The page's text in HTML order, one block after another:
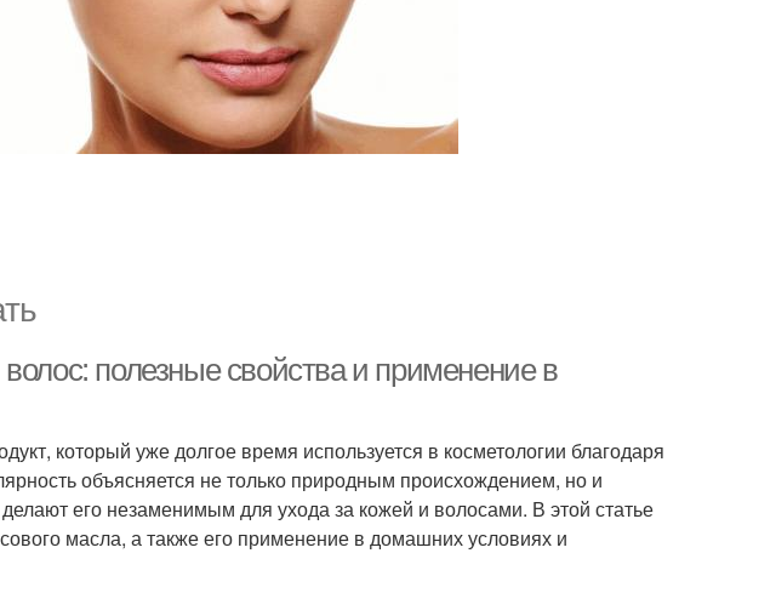
полезные свойства и применение в
который уже долгое время используется в косметологии благодаря
объясняется не только природным происхождением, но и
его незаменимым для ухода за кожей и волосами. В этой статье
масла, а также его применение в домашних условиях и